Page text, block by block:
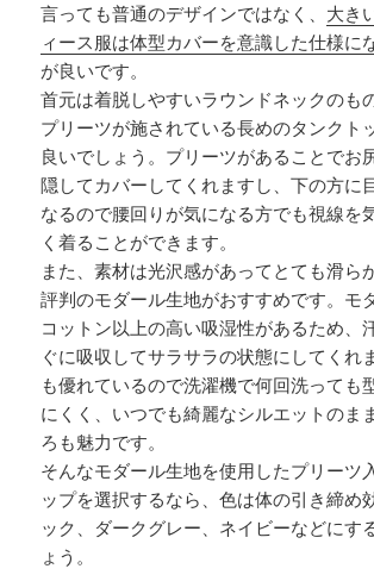
言っても普通のデザインではなく、 大き
ィース服は体型カバーを意識した仕様に
が良いです。
首元は着脱しやすいラウンドネックのも
プリーツが施されている長めのタンクト
良いでしょう。プリーツがあることでお
隠してカバーしてくれますし、下の方に
なるので腰回りが気になる方でも視線を
く着ることができます。
また、素材は光沢感があってとても滑ら
評判のモダール生地がおすすめです。モ
コットン以上の高い吸湿性があるため、
ぐに吸収してサラサラの状態にしてくれ
も優れているので洗濯機で何回洗っても
にくく、いつでも綺麗なシルエットのま
ろも魅力です。
そんなモダール生地を使用したプリーツ
ップを選択するなら、色は体の引き締め
ック、ダークグレー、ネイビーなどにす
ょう。